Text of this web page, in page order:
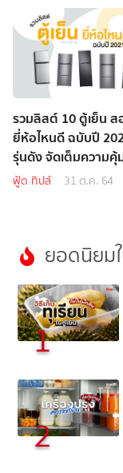
รวมลิสต์ 10 ตู้เย็น ส
ยี่ห้อไหนดี ฉบับปี
รุ่นดัง จัดเต็มความคุ้
ฟู้ด ทิปส์ 31 ต.ค. 64
ยอดนิยม
1
2